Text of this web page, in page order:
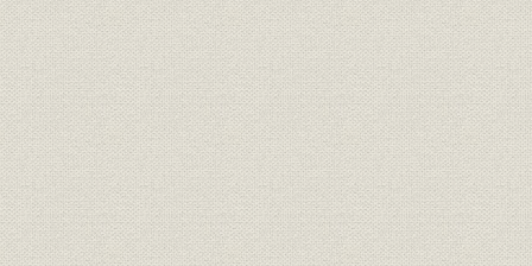
財務・業績
三井銀行 明治九年一月~六月迄
各店総計表//無利足貸 第七号
明治九年
財務・業績
三井銀行 明治九年一月~六月迄
各店総計表//滞貸 第八号
明治九年
財務・業績
三井銀行 明治九年一月~六月迄
各店総計表//諸向 第九号
明治九年
財務・業績
三井銀行 明治九年一月~六月迄
各店総計表//闔店費益取調月表
第十号
明治九年